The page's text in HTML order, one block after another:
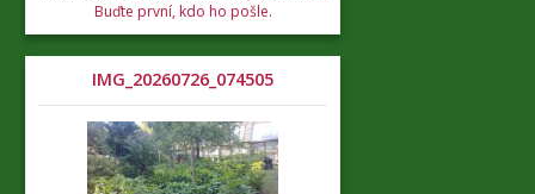
Buďte první, kdo ho pošle.
IMG_20260726_074505